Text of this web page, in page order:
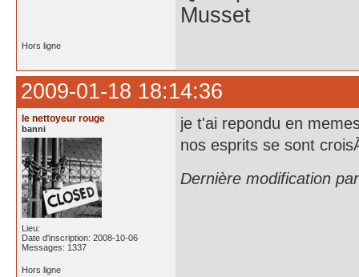
Musset
Hors ligne
2009-01-18 18:14:36
le nettoyeur rouge
banni
Lieu:
Date d'inscription: 2008-10-06
Messages: 1337
je t'ai repondu en
nos esprits se sont
Dernière modification
Hors ligne